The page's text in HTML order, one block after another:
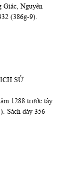
Giác, Nguyên
(386g-9).
SỬ
1288 trước tây
Sách dày 356